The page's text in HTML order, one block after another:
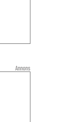
Annons